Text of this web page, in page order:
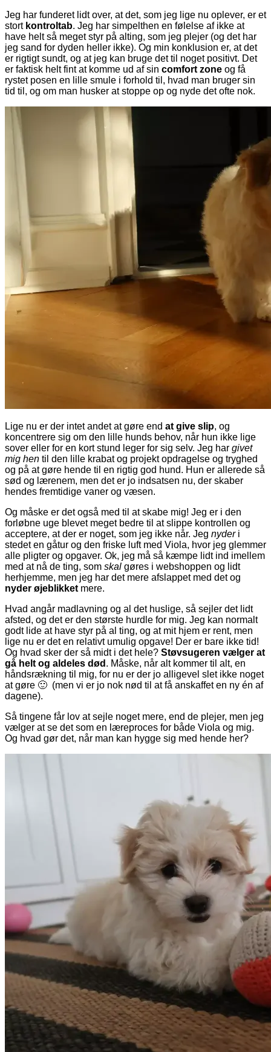
Jeg har funderet lidt over, at det, som jeg lige nu oplever, er et
stort kontroltab. Jeg har simpelthen en følelse af ikke at
have helt så meget styr på alting, som jeg plejer (og det har
jeg sand for dyden heller ikke). Og min konklusion er, at det
er rigtigt sundt, og at jeg kan bruge det til noget positivt. Det
er faktisk helt fint at komme ud af sin comfort zone og få
rystet posen en lille smule i forhold til, hvad man bruger sin
tid til, og om man husker at stoppe op og nyde det ofte nok.
Lige nu er der intet andet at gøre end at give slip, og
koncentrere sig om den lille hunds behov, når hun ikke lige
sover eller for en kort stund leger for sig selv. Jeg har givet
mig hen til den lille krabat og projekt opdragelse og tryghed
og på at gøre hende til en rigtig god hund. Hun er allerede så
sød og lærenem, men det er jo indsatsen nu, der skaber
hendes fremtidige vaner og væsen.
Og måske er det også med til at skabe mig! Jeg er i den
forløbne uge blevet meget bedre til at slippe kontrollen og
acceptere, at der er noget, som jeg ikke når. Jeg nyderi
stedet en gåtur og den friske luft med Viola, hvor jeg glemmer
alle pligter og opgaver. Ok, jeg må så kæmpe lidt ind imellem
med at nå de ting, som skal gøres i webshoppen og lidt
herhjemme, men jeg har det mere afslappet med det og
nyder øjeblikket mere.
Hvad angår madlavning og al det huslige, så sejler det lidt
afsted, og det er den største hurdle for mig. Jeg kan normalt
godt lide at have styr på al ting, og at mit hjem er rent, men
lige nu er det en relativt umulig opgave! Der er bare ikke tid!
Og hvad sker der så midt i det hele? Støvsugeren vælger at
gå helt og aldeles død . Måske, når alt kommer til alt, en
håndsrækning til mig, for nu er der jo alligevel slet ikke noget
at gøre 🙂 (men vi er jo nok nød til at få anskaffet en ny én af
dagene).
Så tingene får lov at sejle noget mere, end de plejer, men jeg
vælger at se det som en læreproces for både Viola og mig.
Og hvad gør det, når man kan hygge sig med hende her?